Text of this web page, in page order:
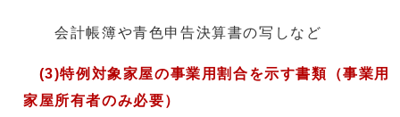
会計帳簿や青色申告決算書の写しなど
(3)特例対象家屋の事業用割合を示す書類（事業用
家屋所有者のみ必要）